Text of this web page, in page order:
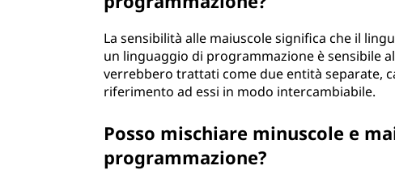
La sensibilità alle maiuscole significa che il
un linguaggio di programmazione è sensibile
verrebbero trattati come due entità separate,
riferimento ad essi in modo intercambiabile.
Posso mischiare minuscole e
programmazione?